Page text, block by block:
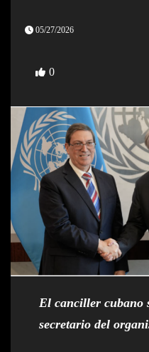
05/27/2026
0
El canciller cubano
secretario del